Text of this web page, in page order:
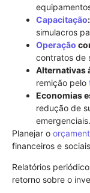
Capacitação:
simulacros
Operação
contratos de
Alternativas
remição pelo
Economias
redução de
emergenciais.
Planejar o
financeiros e
Relatórios
retorno sobre o